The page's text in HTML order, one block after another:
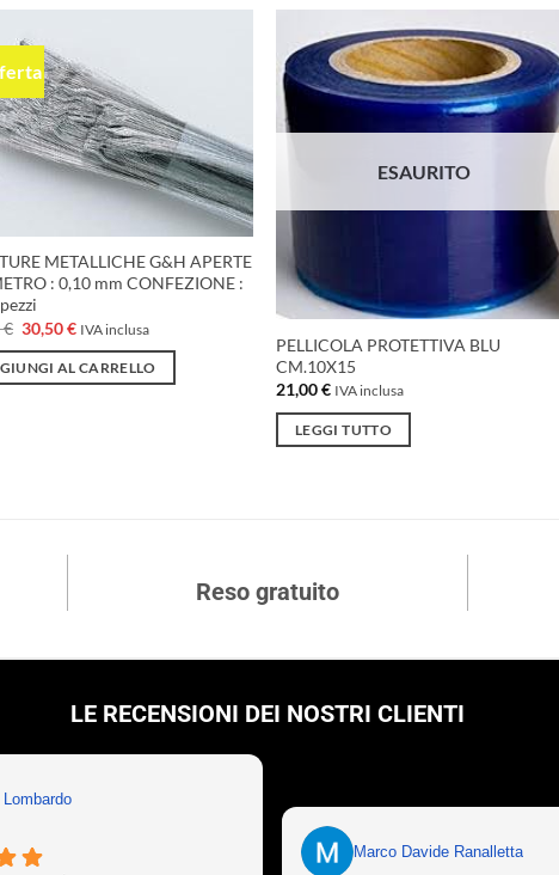
desideri
METALLICHE G&H APERTE
: 0,10 mm CONFEZIONE :
€ Il
prezzo
originale
era:
30,50€Il
attuale
è:
IVA inclusa
AL CARRELLO
Aggiungi
alla lista
dei
ESAURITO
PELLICOLA PROTETTIVA BLU
CM.10X15
21,00€ IVA inclusa
LEGGI TUTTO
Reso gratuito
LE RECENSIONI DEI NOSTRI CLIENTI
Marco Davide Ranalletta